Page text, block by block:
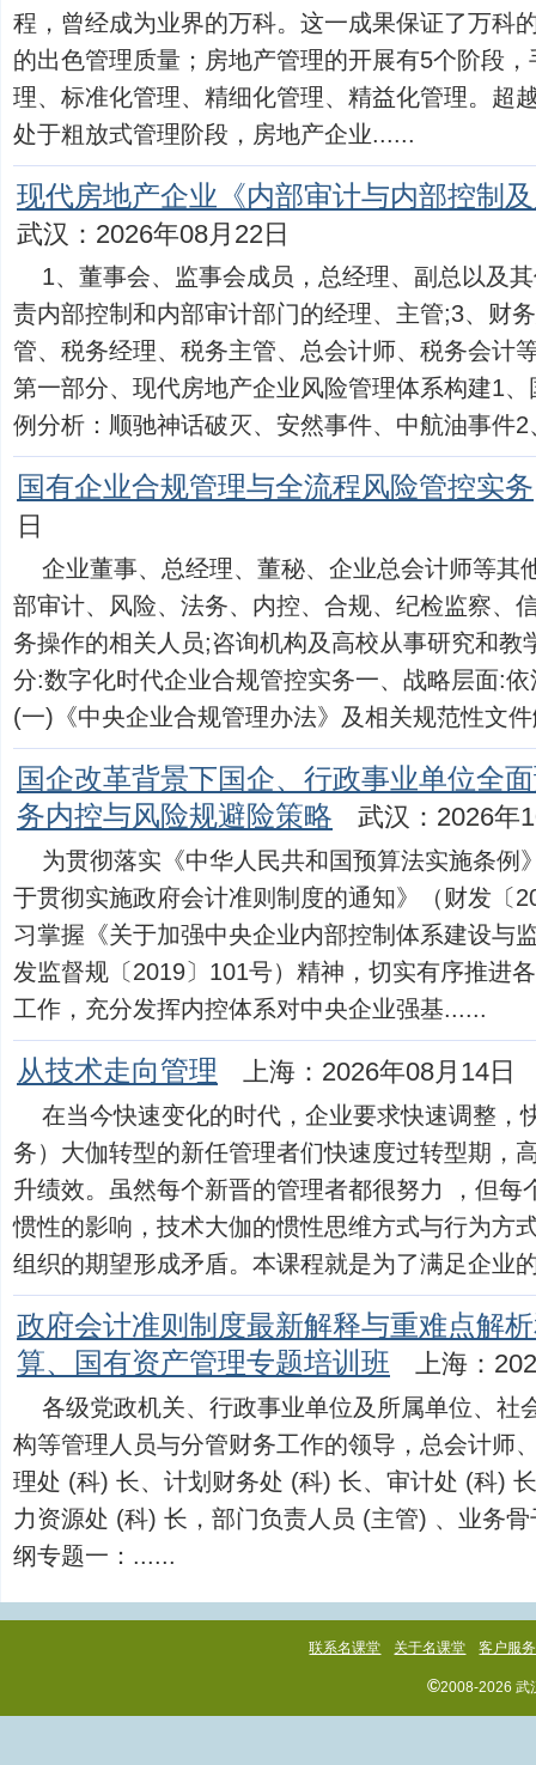
程，曾经成为业界的万科。这一成果保证了万科
的出色管理质量；房地产管理的开展有5个阶段
理、标准化管理、精细化管理、精益化管理。超
处于粗放式管理阶段，房地产企业......
现代房地产企业《内部审计与内部控制
武汉：2026年08月22日
1、董事会、监事会成员，总经理、副总以及
责内部控制和内部审计部门的经理、主管;3、财
管、税务经理、税务主管、总会计师、税务会计
第一部分、现代房地产企业风险管理体系构建1
例分析：顺驰神话破灭、安然事件、中航油事件
国有企业合规管理与全流程风险管控实务
日
企业董事、总经理、董秘、企业总会计师等其
部审计、风险、法务、内控、合规、纪检监察、
务操作的相关人员;咨询机构及高校从事研究和教
分:数字化时代企业合规管控实务一、战略层面:
(一)《中央企业合规管理办法》及相关规范性文
国企改革背景下国企、行政事业单位全
务内控与风险规避险策略
武汉：2026年
为贯彻落实《中华人民共和国预算法实施条例
于贯彻实施政府会计准则制度的通知》（财发〔
习掌握《关于加强中央企业内部控制体系建设与
发监督规〔2019〕101号）精神，切实有序推进
工作，充分发挥内控体系对中央企业强基......
从技术走向管理 上海：2026年08月14日
在当今快速变化的时代，企业要求快速调整，
务）大伽转型的新任管理者们快速度过转型期，
升绩效。虽然每个新晋的管理者都很努力 ，但每
惯性的影响，技术大伽的惯性思维方式与行为方
组织的期望形成矛盾。本课程就是为了满足企业
政府会计准则制度最新解释与重难点解
算、国有资产管理专题培训班
上海：
各级党政机关、行政事业单位及所属单位、社
构等管理人员与分管财务工作的领导，总会计师
理处 (科) 长、计划财务处 (科) 长、审计处 (科)
力资源处 (科) 长，部门负责人员 (主管) 、业务
纲专题一：......
联系名课堂 关于名课堂 客户服
©2008-2026 武